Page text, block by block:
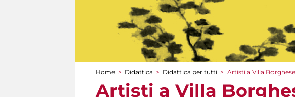
Tu sei qui
Home > Didattica > Didattica per tutti > Artisti a Villa
Artisti a Villa